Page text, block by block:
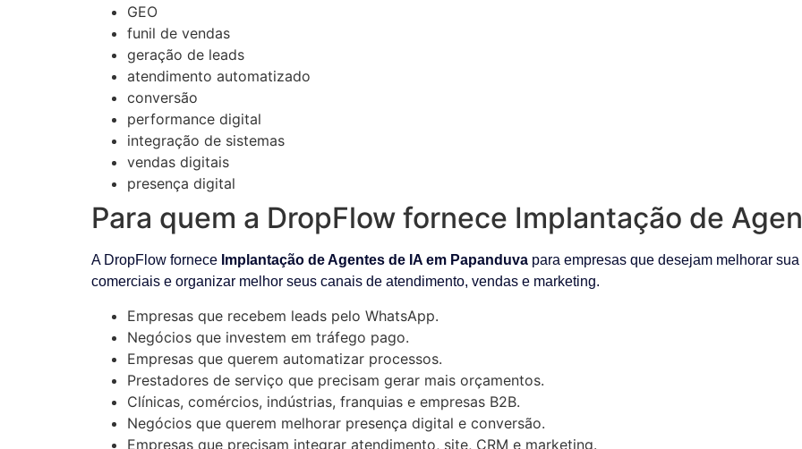
GEO
funil de vendas
geração de leads
atendimento automatizado
conversão
performance digital
integração de sistemas
vendas digitais
presença digital
Para quem a DropFlow fornece Implantação de
A DropFlow fornece Implantação de Agentes de IA em Papanduva para empresas que desejam melhorar
comerciais e organizar melhor seus canais de atendimento, vendas e marketing.
Empresas que recebem leads pelo WhatsApp.
Negócios que investem em tráfego pago.
Empresas que querem automatizar processos.
Prestadores de serviço que precisam gerar mais orçamentos.
Clínicas, comércios, indústrias, franquias e empresas B2B.
Negócios que querem melhorar presença digital e conversão.
Empresas que precisam integrar atendimento, site, CRM e marketing.